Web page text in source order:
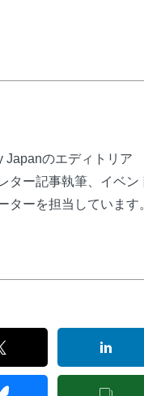
Japanのエディトリア
ター記事執筆、イベン
ターを担当しています